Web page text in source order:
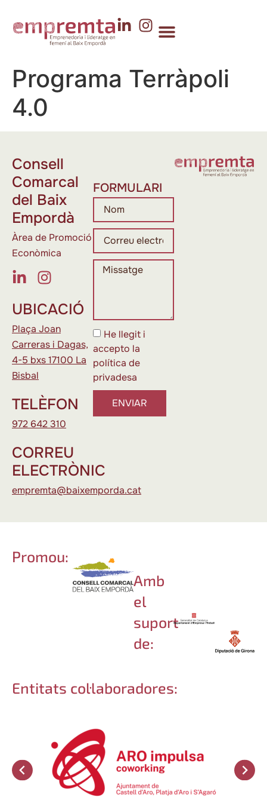
Programa Terràpoli
4.0
Consell
Comarcal
del Baix
Empordà
Àrea de Promoció
Econòmica
UBICACIÓ
Plaça Joan
Carreras i Dagas,
4-5 bxs 17100 La
Bisbal
TELÈFON
972 642 310
CORREU
ELECTRÒNIC
empremta@baixemporda.cat
FORMULARI
He llegit i
accepto la
política de
privadesa
ENVIAR
Promou:
Amb
el
suport
de:
Entitats col·laboradores: